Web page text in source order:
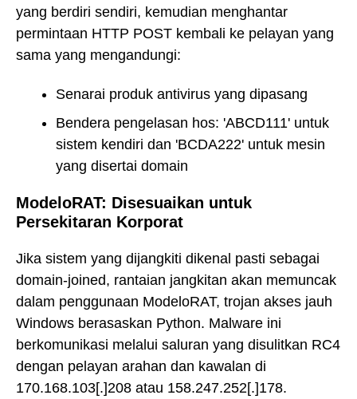
yang berdiri sendiri, kemudian menghantar
permintaan HTTP POST kembali ke pelayan yang
sama yang mengandungi:
Senarai produk antivirus yang dipasang
Bendera pengelasan hos: 'ABCD111' untuk
sistem kendiri dan 'BCDA222' untuk mesin
yang disertai domain
ModeloRAT: Disesuaikan untuk
Persekitaran Korporat
Jika sistem yang dijangkiti dikenal pasti sebagai
domain-joined, rantaian jangkitan akan memuncak
dalam penggunaan ModeloRAT, trojan akses jauh
Windows berasaskan Python. Malware ini
berkomunikasi melalui saluran yang disulitkan RC4
dengan pelayan arahan dan kawalan di
170.168.103[.]208 atau 158.247.252[.]178.